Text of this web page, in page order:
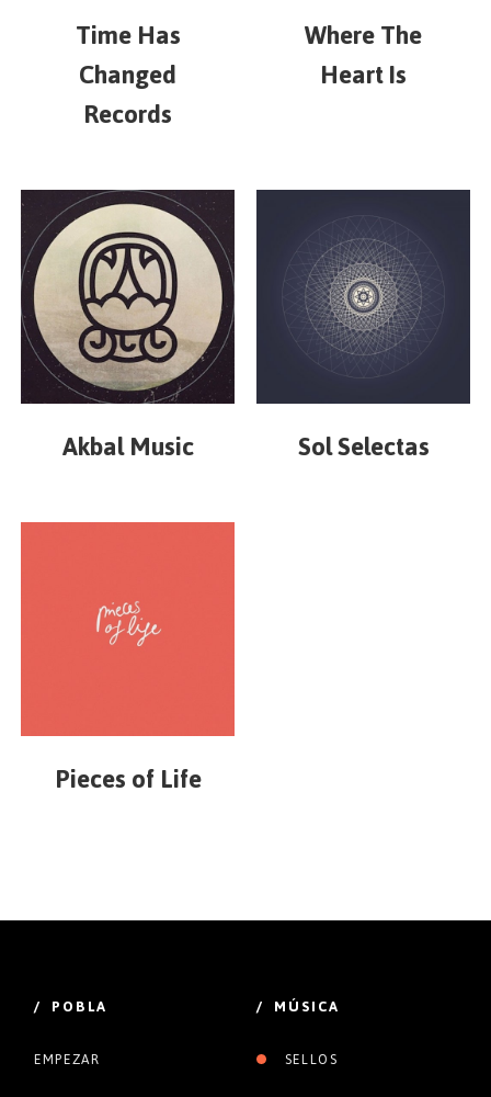
Time Has
Changed
Records
Where The
Heart Is
Akbal Music Sol Selectas
Pieces of Life
/ POBLA
EMPEZAR
/ MÚSICA
SELLOS